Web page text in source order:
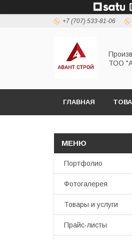
+7 (707) 533-81-06
ТОО
ГЛАВНАЯ
Портфолио
Фотогалерея
Товары и услуги
Прайс-листы